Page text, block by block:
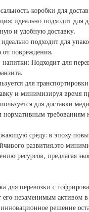
коробки для
идеально подходит для
и удобную доставку.
идеально подходит для
повреждения.
Подходит для
для
и минимизируя время
для доставки
нормативным требованиям
среду: в эпоху
развития.это
ресурсов, предлагая
для перевозки с
его незаменимым активом
решение